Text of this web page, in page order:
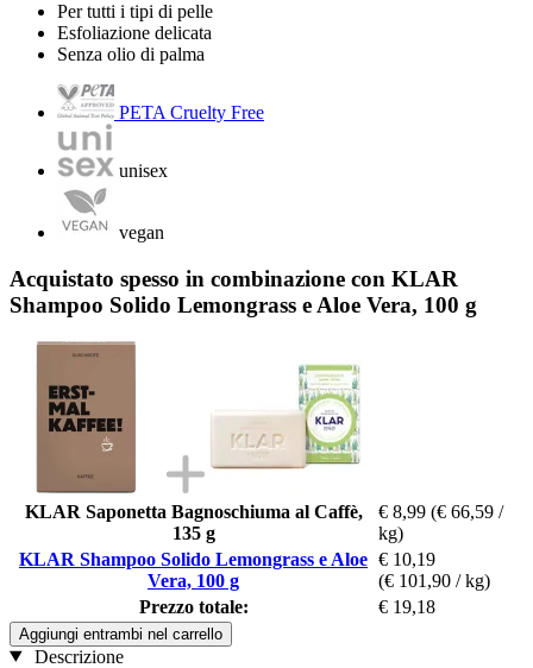
Per tutti i tipi di pelle
Esfoliazione delicata
Senza olio di palma
PETA Cruelty Free
unisex
vegan
Acquistato spesso in combinazione con KLAR
Shampoo Solido Lemongrass e Aloe Vera, 100 g
KLAR Saponetta Bagnoschiuma al Caffè,
135 g
€ 8,99 (€ 66,59 /
kg)
KLAR Shampoo Solido Lemongrass e Aloe
Vera, 100 g
€ 10,19
(€ 101,90 / kg)
Prezzo totale:
€ 19,18
Aggiungi entrambi nel carrello
Descrizione